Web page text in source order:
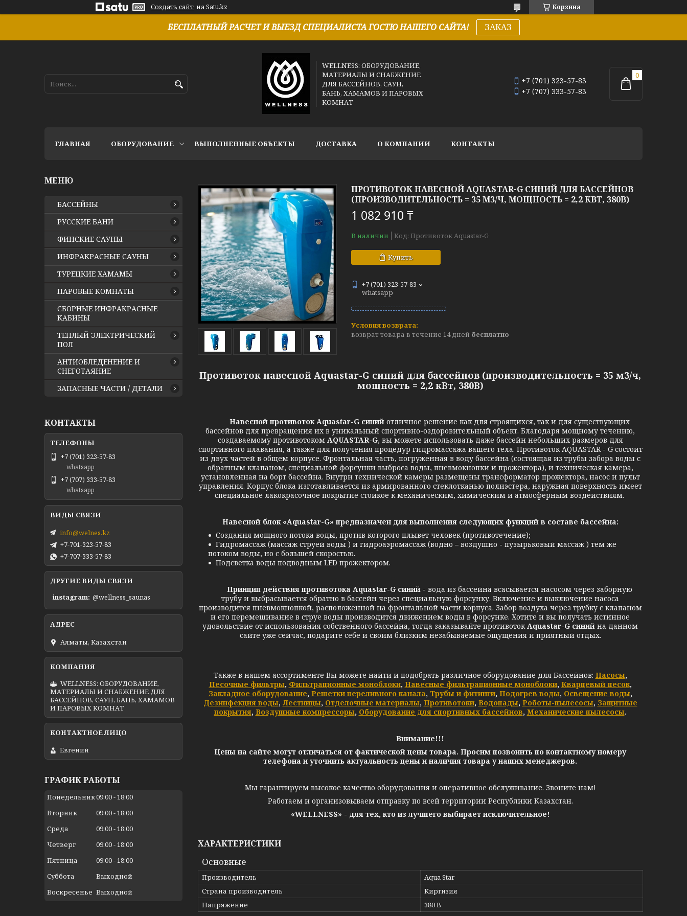
Создать сайт на Satu.kz Корзина
БЕСПЛАТНЫЙ РАСЧЕТ И ВЫЕЗД СПЕЦИАЛИСТА ГОСТЮ НАШЕГО САЙТА! ЗАКАЗ
WELLNESS: ОБОРУДОВАНИЕ,
МАТЕРИАЛЫ И СНАБЖЕНИЕ
ДЛЯ БАССЕЙНОВ, САУН,
БАНЬ, ХАМАМОВ И ПАРОВЫХ
КОМНАТ
+7 (701) 323-57-83
+7 (707) 333-57-83
ГЛАВНАЯ ОБОРУДОВАНИЕ ВЫПОЛНЕННЫЕ ОБЪЕКТЫ ДОСТАВКА О КОМПАНИИ КОНТАКТЫ
ПРОТИВОТОК НАВЕСНОЙ AQUASTAR-G СИНИЙ ДЛЯ БАССЕЙНОВ
(ПРОИЗВОДИТЕЛЬНОСТЬ = 35 М3/Ч, МОЩНОСТЬ = 2,2 КВТ, 380В)
1 082 910 ₸
В наличии Код: Противоток Aquastar-G
Купить
+7 (701) 323-57-83
whatsapp
возврат товара в течение 14 дней бесплатно
Противоток навесной Aquastar-G синий для бассейнов (производительность = 35 м3/ч,
мощность = 2,2 кВт, 380В)
Навесной противоток Aquastar-G синийотличное решение как для строящихся, так и для существующих
бассейнов для превращения их в уникальный спортивно-оздоровительный объект. Благодаря мощному течению,
создаваемому противотоком AQUASTAR-G, вы можете использовать даже бассейн небольших размеров для
спортивного плавания, а также для получения процедур гидромассажа вашего тела. Противоток AQUASTAR - G состоит
из двух частей в общем корпусе. Фронтальная часть, погруженная в воду бассейна (состоящая из трубы забора воды с
обратным клапаном, специальной форсунки выброса воды, пневмокнопки и прожектора), и техническая камера,
установленная на борт бассейна. Внутри технической камеры размещены трансформатор прожектора, насос и пульт
управления. Корпус блока изготавливается из армированного стеклотканью полиэстера, наружная поверхность имеет
специальное лакокрасочное покрытие стойкое к механическим, химическим и атмосферным воздействиям.
Навесной блок «Aquastar-G» предназначен для выполнения следующих функций в составе бассейна:
Создания мощного потока воды, против которого плывет человек (противотечение);
Гидромассаж (массаж струей воды ) и гидроаэромассаж (водно – воздушно - пузырьковый массаж ) тем же
потоком воды, но с большей скоростью.
Подсветка воды подводным LED прожектором.
Принцип действия противотока Aquastar-G синий - вода из бассейна всасывается насосом через заборную
трубу и выбрасывается обратно в бассейн через специальную форсунку. Включение и выключение насоса
производится пневмокнопкой, расположенной на фронтальной части корпуса. Забор воздуха через трубку с клапаном
и его перемешивание в струе воды производится движением воды в форсунке. Хотите и вы получать истинное
удовольствие от использования собственного бассейна, тогда заказывайте противотокAquastar-G синий на данном
сайте уже сейчас, подарите себе и своим близким незабываемые ощущения и приятный отдых.
Также в нашем ассортименте Вы можете найти и подобрать различное оборудование для Бассейнов: Насосы,
Песочные фильтры, Фильтрационные моноблоки, Навесные фильтрационные моноблоки, Кварцевый песок,
Закладное оборудование, Решетки переливного канала, Трубы и фитинги, Подогрев воды, Освещение воды,
Дезинфекция воды, Лестницы, Отделочные материалы, Противотоки, Водопады, Роботы-пылесосы, Защитные
покрытия, Воздушные компрессоры, Оборудование для спортивных бассейнов, Механические пылесосы.
Внимание!!!
Цены на сайте могут отличаться от фактической цены товара. Просим позвонить по контактному номеру
телефона и уточнить актуальность цены и наличия товара у наших менеджеров.
Мы гарантируем высокое качество оборудования и оперативное обслуживание. Звоните нам!
Работаем и организовываем отправку по всей территории Республики Казахстан.
«WELLNESS» - для тех, кто из лучшего выбирает исключительное!
ХАРАКТЕРИСТИКИ
Основные
Производитель
Aqua Star
Страна производитель
Киргизия
Напряжение
380 В
БАССЕЙНЫ
РУССКИЕ БАНИ
ФИНСКИЕ САУНЫ
ИНФРАКРАСНЫЕ САУНЫ
ТУРЕЦКИЕ ХАМАМЫ
ПАРОВЫЕ КОМНАТЫ
СБОРНЫЕ ИНФРАКРАСНЫЕ
КАБИНЫ
ТЕПЛЫЙ ЭЛЕКТРИЧЕСКИЙ
ПОЛ
АНТИОБЛЕДЕНЕНИЕ И
СНЕГОТАЯНИЕ
ЗАПАСНЫЕ ЧАСТИ / ДЕТАЛИ
КОНТАКТЫ
+7 (701) 323-57-83
whatsapp
+7 (707) 333-57-83
whatsapp
info@welnes.kz
+7-701-323-57-83
+7-707-333-57-83
ДРУГИЕ ВИДЫ СВЯЗИ
instagram @wellness_saunas
Алматы, Казахстан
WELLNESS: ОБОРУДОВАНИЕ,
МАТЕРИАЛЫ И СНАБЖЕНИЕ ДЛЯ
БАССЕЙНОВ, САУН, БАНЬ, ХАМАМОВ
И ПАРОВЫХ КОМНАТ
Евгений
ГРАФИК РАБОТЫ
Понедельник09:00 18:00
Вторник
09:00 18:00
Среда
09:00 18:00
Четверг
09:00 18:00
Пятница
09:00 18:00
Суббота
Выходной
Воскресенье Выходной